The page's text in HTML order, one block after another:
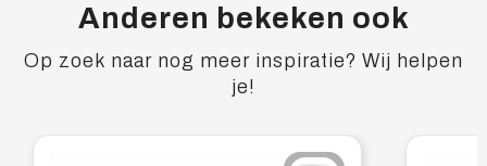
Anderen bekeken ook
Op zoek naar nog meer inspiratie? Wij helpen
je!